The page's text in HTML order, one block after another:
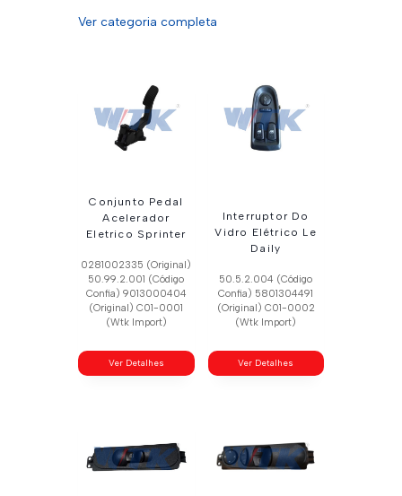
Ver categoria completa
Conjunto Pedal
Acelerador
Eletrico Sprinter
0281002335 (Original)
50.99.2.001 (Código
Confia) 9013000404
(Original) C01-0001
(Wtk Import)
Ver Detalhes
Interruptor Do
Vidro Elétrico Le
Daily
50.5.2.004 (Código
Confia) 5801304491
(Original) C01-0002
(Wtk Import)
Ver Detalhes